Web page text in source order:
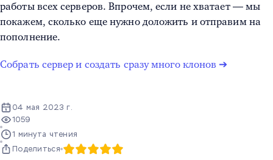
работы всех серверов. Впрочем, если не хватает — мы
покажем, сколько еще нужно доложить и отправим на
пополнение.
Собрать сервер и создать сразу много клонов ➔
04 мая 2023 г.
1059
1 минута чтения
Поделиться